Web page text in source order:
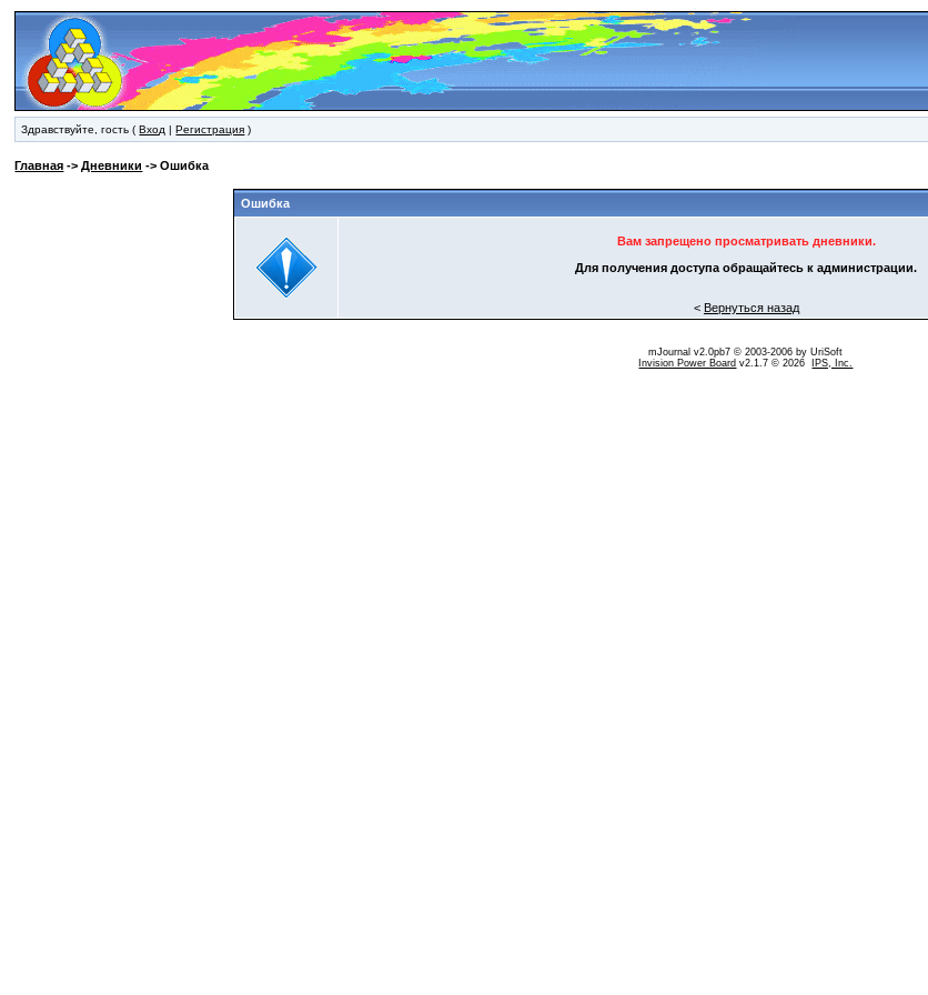
Здравствуйте, гость (Вход |Регистрация )
Главная ->Дневники -> Ошибка
Ошибка
Вам запрещено просматривать дневники.
Для получения доступа обращайтесь к администрации.
< Вернуться назад
mJournal v2.0pb7 © 2003-2006 byUriSoft
Invision Power Board v2.1.7 © 2026 IPS, Inc.